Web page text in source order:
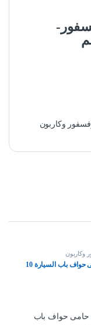
وكاربون
وكاربون
شريط حامى حواف باب السيارة 10